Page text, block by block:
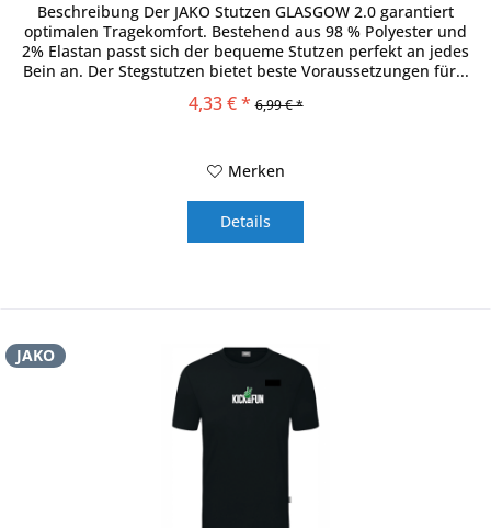
Beschreibung Der JAKO Stutzen GLASGOW 2.0 garantiert
optimalen Tragekomfort. Bestehend aus 98 % Polyester und
2% Elastan passt sich der bequeme Stutzen perfekt an jedes
Bein an. Der Stegstutzen bietet beste Voraussetzungen für...
4,33 € * 6,99 € *
Merken
Details
JAKO